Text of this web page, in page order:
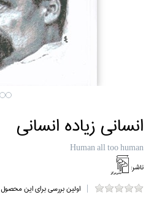
انساني زياده انساني
Human all too human
ناشر:
اولین بررسی برای این محصول